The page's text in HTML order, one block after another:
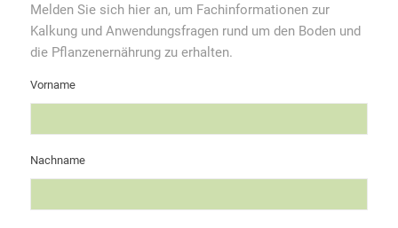
Melden Sie sich hier an, um Fachinformationen zur
Kalkung und Anwendungsfragen rund um den Boden und
die Pflanzenernährung zu erhalten.
Vorname
Nachname